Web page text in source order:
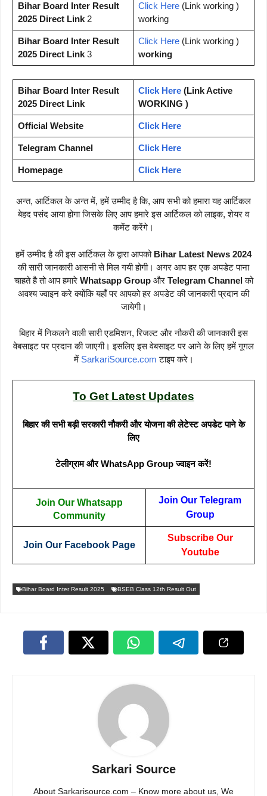
Bihar Board Inter Result
2025 Direct Link2
Click Here(Link working )
working
Bihar Board Inter Result
2025 Direct Link3
Click Here(Link working )
working
Bihar Board Inter Result
2025 Direct Link
Click Here(Link Active
WORKING )
Official Website Click Here
Telegram Channel Click Here
Homepage Click Here
अन्त, आर्टिकल के अन्त में, हमें उम्मीद है कि, आप सभी को हमारा यह आर्टिकल
बेहद पसंद आया होगा जिसके लिए आप हमारे इस आर्टिकल को लाइक, शेयर व
कमेंट करेंगे।
हमें उम्मीद है की इस आर्टिकल के द्वारा आपको Bihar Latest News 2024
की सारी जानकारी आसनी से मिल गयी होगी। अगर आप हर एक अपडेट पाना
चाहते है तो आप हमारे Whatsapp Groupऔर Telegram Channelको
अवश्य ज्वाइन करे क्योंकि यहाँ पर आपको हर अपडेट की जानकारी प्रदान की
जायेगी।
बिहार में निकलने वाली सारी एडमिशन, रिजल्ट और नौकरी की जानकारी इस
वेबसाइट पर प्रदान की जाएगी। इसलिए इस वेबसाइट पर आने के लिए हमें गूगल
में SarkariSource.com टाइप करे।
To Get Latest Updates
बिहार की सभी बड़ी सरकारी नौकरी और योजना की लेटेस्ट अपडेट पाने के
लिए
टेलीग्राम और WhatsApp Group ज्वाइन करें!
Join Our Whatsapp
Community
Join Our Telegram
Group
Join Our Facebook Page
Subscribe Our
Youtube
Bihar Board Inter Result 2025 BSEB Class 12th Result Out
Sarkari Source
About Sarkarisource.com – Know more about us, We